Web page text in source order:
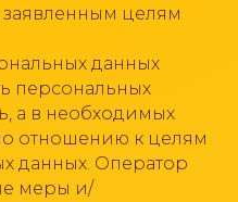
целям
данных
персональных
а в необходимых
отношению к целям
данных. Оператор
меры и/